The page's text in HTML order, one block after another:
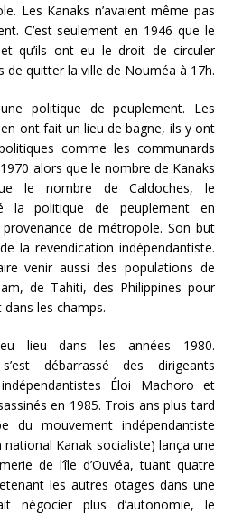
Les Kanaks n’avaient même pas
C’est seulement en 1946 que le
qu’ils ont eu le droit de circuler
de quitter la ville de Nouméa à 17h.
politique de peuplement. Les
ont fait un lieu de bagne, ils y ont
comme les communards
alors que le nombre de Kanaks
le nombre de Caldoches, le
la politique de peuplement en
de métropole. Son but
la revendication indépendantiste.
venir aussi des populations de
de Tahiti, des Philippines pour
les champs.
lieu dans les années 1980.
débarrassé des dirigeants
Éloi Machoro et
en 1985. Trois ans plus tard
du mouvement indépendantiste
Kanak socialiste) lança une
de l’île d’Ouvéa, tuant quatre
les autres otages dans une
négocier plus d’autonomie, le